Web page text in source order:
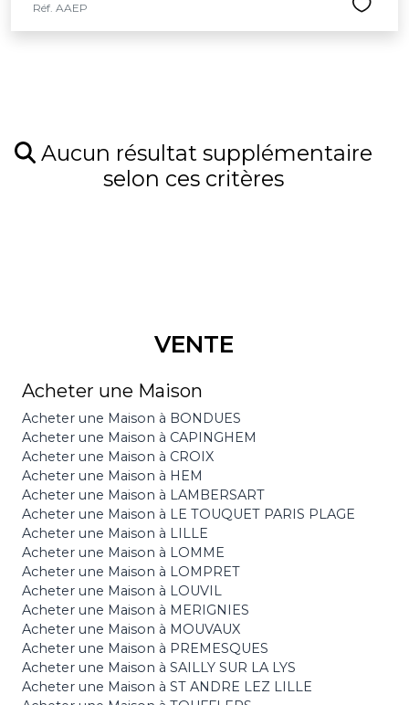
Réf. AAEP
Aucun résultat supplémentaire
selon ces critères
VENTE
Acheter une Maison
Acheter une Maison à BONDUES
Acheter une Maison à CAPINGHEM
Acheter une Maison à CROIX
Acheter une Maison à HEM
Acheter une Maison à LAMBERSART
Acheter une Maison à LE TOUQUET PARIS PLAGE
Acheter une Maison à LILLE
Acheter une Maison à LOMME
Acheter une Maison à LOMPRET
Acheter une Maison à LOUVIL
Acheter une Maison à MERIGNIES
Acheter une Maison à MOUVAUX
Acheter une Maison à PREMESQUES
Acheter une Maison à SAILLY SUR LA LYS
Acheter une Maison à ST ANDRE LEZ LILLE